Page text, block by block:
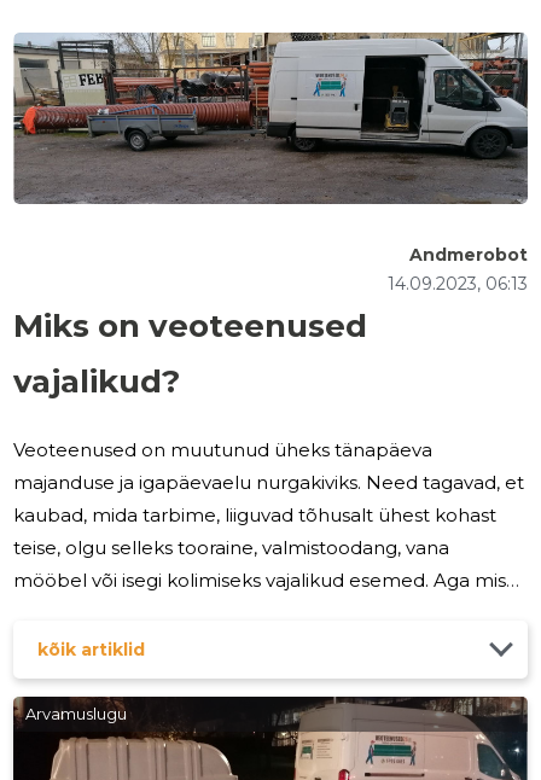
Miks on veoteenused
vajalikud?
14.09.2023, 06:13
Andmerobot
Veoteenused on muutunud üheks tänapäeva
majanduse ja igapäevaelu nurgakiviks. Need tagavad, et
kaubad, mida tarbime, liiguvad tõhusalt ühest kohast
teise, olgu selleks tooraine, valmistoodang, vana
mööbel või isegi kolimiseks vajalikud esemed. Aga mis
Veoteenus on teenus, mis hõlmab kaupade, saadetiste
ja muude esemete transportimist ühest kohast teise.
See võib hõlmata lühemaid vahemaid linna piires või
pikki vahemaid rahvusvahelisel tasandil. Veoteenused
kõik artiklid
Arvamuslugu